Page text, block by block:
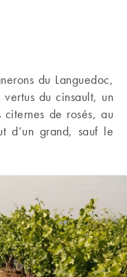
du Languedoc,
du cinsault, un
de rosés, au
d’un grand, sauf le